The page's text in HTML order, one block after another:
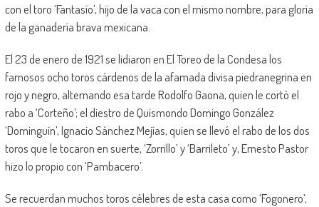
con el toro ‘Fantasío’, hijo de la vaca con el mismo nombre, para gloria
de la ganadería brava mexicana.
El 23 de enero de 1921 se lidiaron en El Toreo de la Condesa los
famosos ocho toros cárdenos de la afamada divisa piedranegrina en
rojo y negro, alternando esa tarde Rodolfo Gaona, quien le cortó el
rabo a ‘Corteño’; el diestro de Quismondo Domingo González
‘Dominguín’, Ignacio Sánchez Mejías, quien se llevó el rabo de los dos
toros que le tocaron en suerte, ‘Zorrillo’ y ‘Barrileto’ y, Ernesto Pastor
hizo lo propio con ‘Pambacero’.
Se recuerdan muchos toros célebres de esta casa como ‘Fogonero’,